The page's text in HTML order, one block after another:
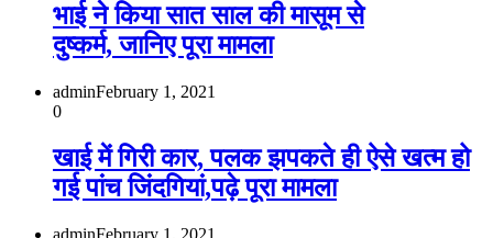
भाई ने किया सात साल की मासूम से
दुष्कर्म, जानिए पूरा मामला
adminFebruary 1, 2021
0
खाई में गिरी कार, पलक झपकते ही ऐसे खत्म हो
गई पांच जिंदगियां,पढ़े पूरा मामला
adminFebruary 1, 2021